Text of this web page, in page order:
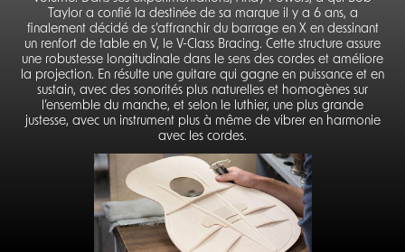
Taylor a confié la destinée de sa marque il y a 6 ans, a
finalement décidé de s’affranchir du barrage en X en dessinant
un renfort de table en V, le V-Class Bracing. Cette structure assure
une robustesse longitudinale dans le sens des cordes et améliore
la projection. En résulte une guitare qui gagne en puissance et en
sustain, avec des sonorités plus naturelles et homogènes sur
l’ensemble du manche, et selon le luthier, une plus grande
justesse, avec un instrument plus à même de vibrer en harmonie
avec les cordes.